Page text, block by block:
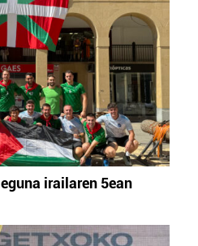
irailaren 5ean